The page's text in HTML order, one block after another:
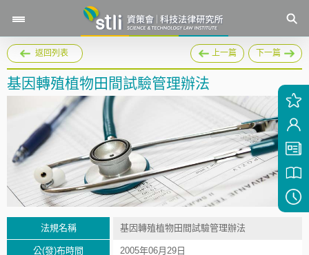
返回列表 上一篇 下一篇
基因轉殖植物田間試驗管理辦法
法規名稱 基因轉殖植物田間試驗管理辦法
公(發)布時間 2005年06月29日